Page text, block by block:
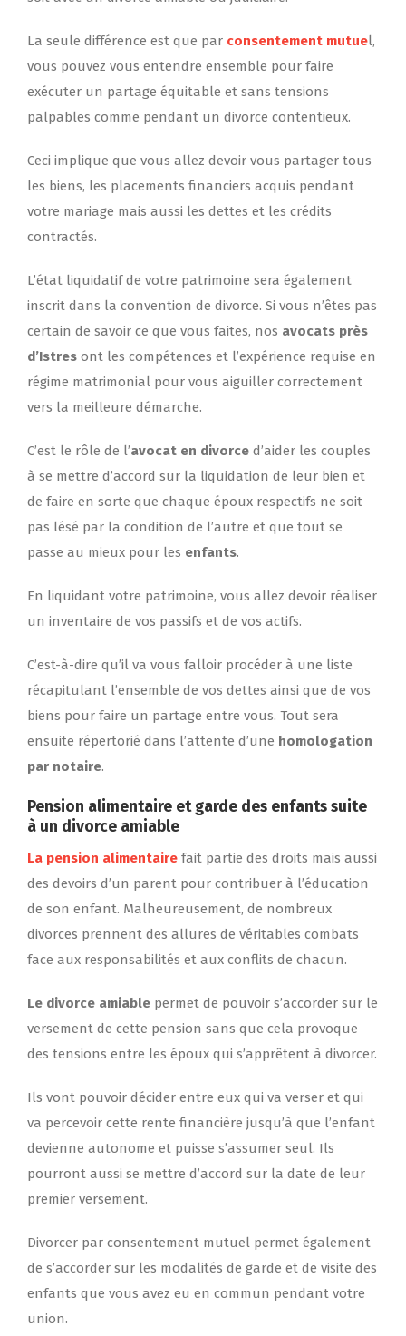
La seule différence est que par consentement mutuel,
vous pouvez vous entendre ensemble pour faire
exécuter un partage équitable et sans tensions
palpables comme pendant un divorce contentieux.
Ceci implique que vous allez devoir vous partager tous
les biens, les placements financiers acquis pendant
votre mariage mais aussi les dettes et les crédits
contractés.
L’état liquidatif de votre patrimoine sera également
inscrit dans la convention de divorce. Si vous n’êtes pas
certain de savoir ce que vous faites, nos avocats près
d’Istres ont les compétences et l’expérience requise en
régime matrimonial pour vous aiguiller correctement
vers la meilleure démarche.
C’est le rôle de l’avocat en divorce d’aider les couples
à se mettre d’accord sur la liquidation de leur bien et
de faire en sorte que chaque époux respectifs ne soit
pas lésé par la condition de l’autre et que tout se
passe au mieux pour les enfants.
En liquidant votre patrimoine, vous allez devoir réaliser
un inventaire de vos passifs et de vos actifs.
C’est-à-dire qu’il va vous falloir procéder à une liste
récapitulant l’ensemble de vos dettes ainsi que de vos
biens pour faire un partage entre vous. Tout sera
ensuite répertorié dans l’attente d’une homologation
par notaire.
Pension alimentaire et garde des enfants suite
à un divorce amiable
La pension alimentaire fait partie des droits mais aussi
des devoirs d’un parent pour contribuer à l’éducation
de son enfant. Malheureusement, de nombreux
divorces prennent des allures de véritables combats
face aux responsabilités et aux conflits de chacun.
Le divorce amiable permet de pouvoir s’accorder sur le
versement de cette pension sans que cela provoque
des tensions entre les époux qui s’apprêtent à divorcer.
Ils vont pouvoir décider entre eux qui va verser et qui
va percevoir cette rente financière jusqu’à que l’enfant
devienne autonome et puisse s’assumer seul. Ils
pourront aussi se mettre d’accord sur la date de leur
premier versement.
Divorcer par consentement mutuel permet également
de s’accorder sur les modalités de garde et de visite des
enfants que vous avez eu en commun pendant votre
union.